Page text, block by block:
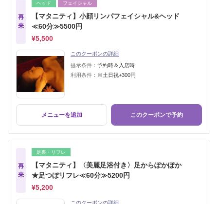
再
来
ヘッド フェイシャル
【マタニティ】小顔リンパフェイシャル&ヘッド
≪60分≫5500円
¥5,500
このクーポンの詳細
提示条件： 予約時＆入店時
利用条件： ※土日祝+300円
メニューを追加 このクーポンで予約
再
来
足裏・リフレ
【マタニティ】〈美麗足浴付き〉足からぽかぽか
★足つぼリフレ≪60分≫5200円
¥5,200
このクーポンの詳細